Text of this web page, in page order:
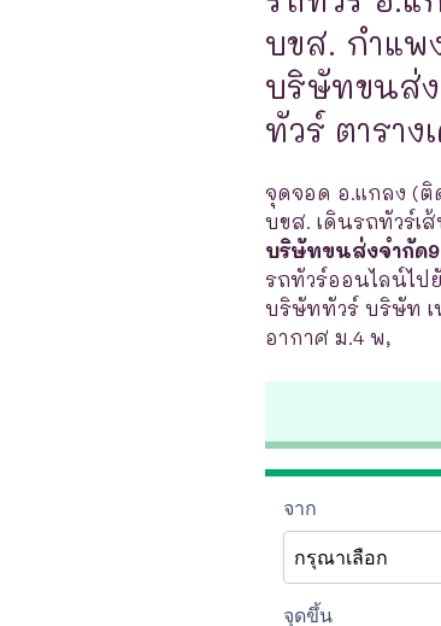
บขส. กำแพ
บริษัทขนส่ง
ทัวร์ ตาราง
จุดจอด อ.แกลง (ติ
บขส. เดินรถทัวร์เ
บริษัทขนส่งจำกัด
รถทัวร์ออนไลน์ไป
บริษัททัวร์ บริษัท เ
อากาศ ม.4 พ,